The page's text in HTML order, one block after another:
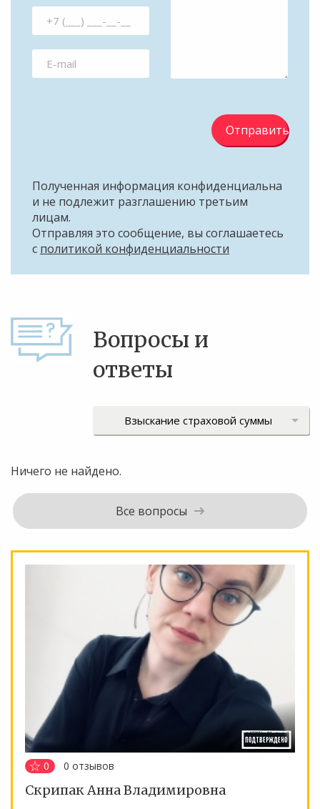
Отправить
Полученная информация конфиденциальна
и не подлежит разглашению третьим
лицам.
Отправляя это сообщение, вы соглашаетесь
с политикой конфиденциальности
Вопросы и
ответы
Ничего не найдено.
Все вопросы
0 0 отзывов
Скрипак Анна Владимировна